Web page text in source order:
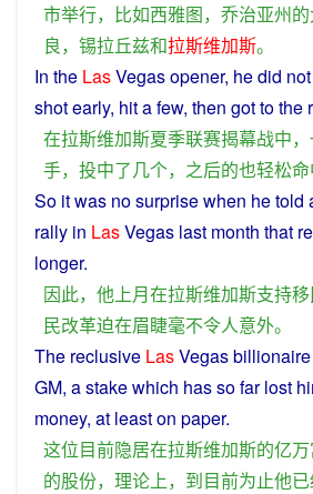
市举行， 比如西雅图， 乔治亚州的
良， 锡拉丘兹和拉斯维加斯。
In the LasVegasopener, hedid not
shotearly, hitafew, then gottothe
在拉斯维加斯夏季联赛揭幕战中，
手， 投中了几个， 之后的也轻松
So it was nosurprisewhen hetold
rally in LasVegas last month that
longer.
因此， 他上月在拉斯维加斯支持
民改革迫在眉睫毫不令人意外。
The reclusive LasVegasbillionaire
GM, astakewhich hassofar lost
money, at least on paper.
这位目前隐居在拉斯维加斯的亿
的股份， 理论上， 到目前为止他